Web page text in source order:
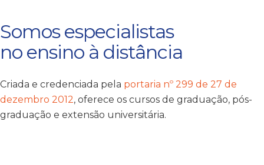
Somos especialistas
no ensino à distância
Criada e credenciada pela portaria nº 299 de 27 de
dezembro 2012, oferece os cursos de graduação, pós-
graduação e extensão universitária.